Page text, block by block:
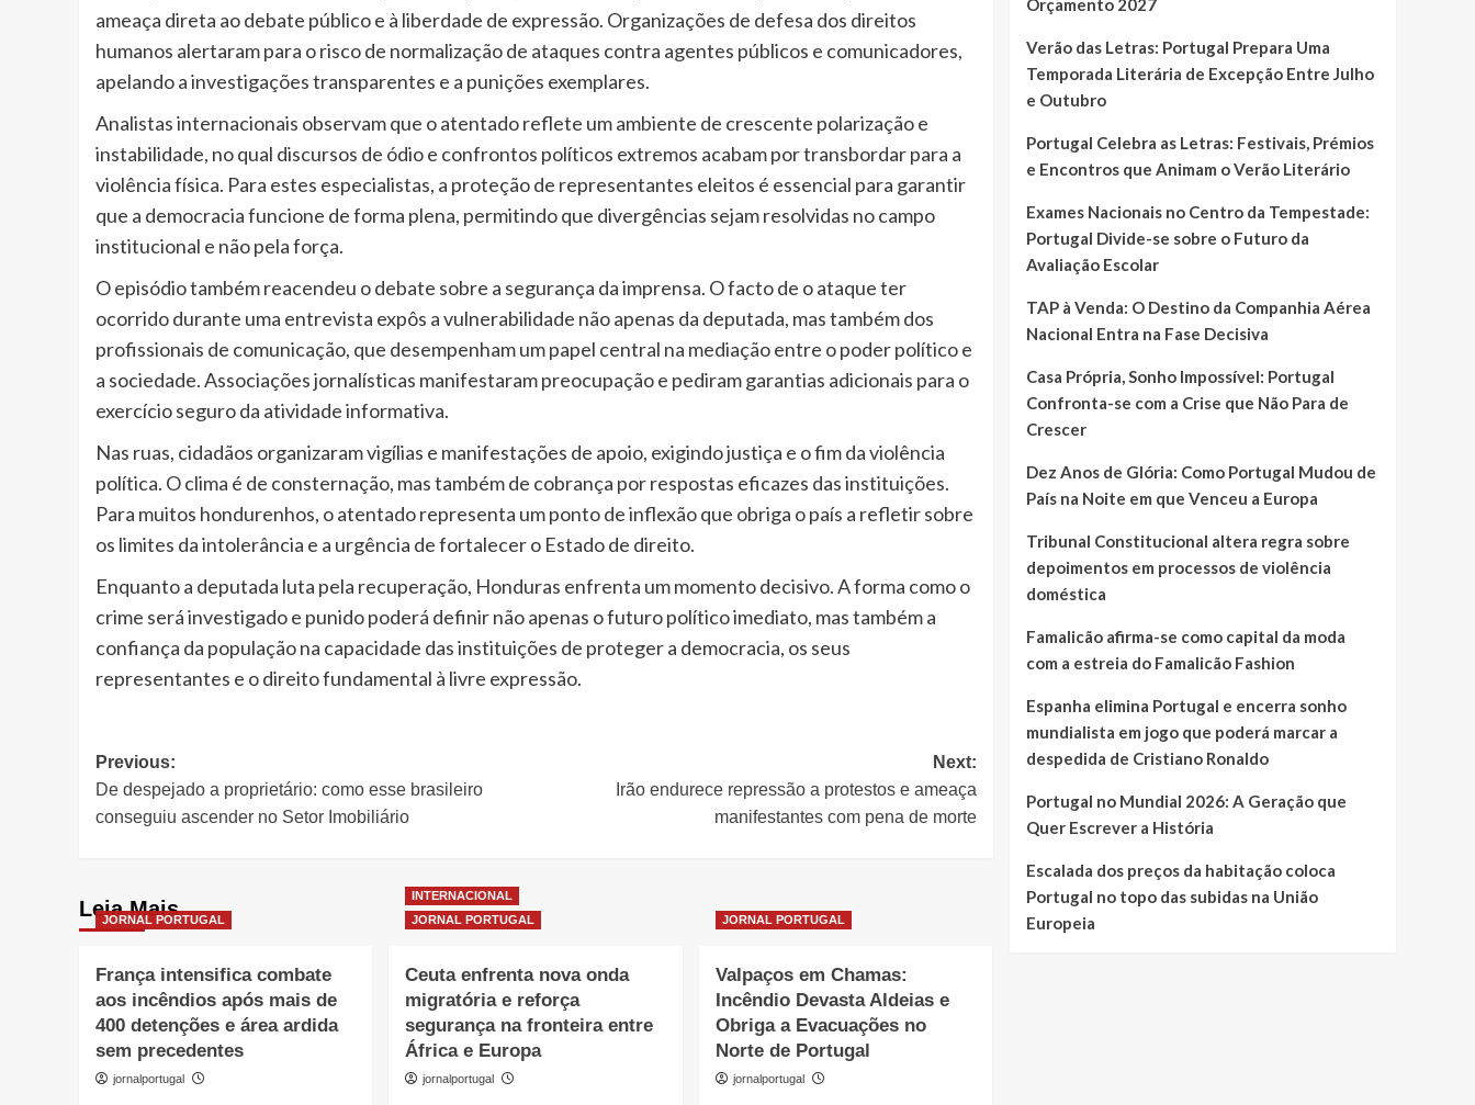
ameaça direta ao debate público e à liberdade de expressão. Organizações de defesa dos direitos
humanos alertaram para o risco de normalização de ataques contra agentes públicos e comunicadores,
apelando a investigações transparentes e a punições exemplares.
Analistas internacionais observam que o atentado reflete um ambiente de crescente polarização e
instabilidade, no qual discursos de ódio e confrontos políticos extremos acabam por transbordar para a
violência física. Para estes especialistas, a proteção de representantes eleitos é essencial para garantir
que a democracia funcione de forma plena, permitindo que divergências sejam resolvidas no campo
institucional e não pela força.
O episódio também reacendeu o debate sobre a segurança da imprensa. O facto de o ataque ter
ocorrido durante uma entrevista expôs a vulnerabilidade não apenas da deputada, mas também dos
profissionais de comunicação, que desempenham um papel central na mediação entre o poder político e
a sociedade. Associações jornalísticas manifestaram preocupação e pediram garantias adicionais para o
exercício seguro da atividade informativa.
Nas ruas, cidadãos organizaram vigílias e manifestações de apoio, exigindo justiça e o fim da violência
política. O clima é de consternação, mas também de cobrança por respostas eficazes das instituições.
Para muitos hondurenhos, o atentado representa um ponto de inflexão que obriga o país a refletir sobre
os limites da intolerância e a urgência de fortalecer o Estado de direito.
Enquanto a deputada luta pela recuperação, Honduras enfrenta um momento decisivo. A forma como o
crime será investigado e punido poderá definir não apenas o futuro político imediato, mas também a
confiança da população na capacidade das instituições de proteger a democracia, os seus
representantes e o direito fundamental à livre expressão.
Post
navigation
Previous:
De despejado a proprietário: como esse brasileiro
conseguiu ascender no Setor Imobiliário
Next:
Irão endurece repressão a protestos e ameaça
manifestantes com pena de morte
Leia Mais
JORNAL PORTUGAL
França intensifica combate
aos incêndios após mais de
400 detenções e área ardida
sem precedentes
jornalportugal
INTERNACIONAL
JORNAL PORTUGAL
Ceuta enfrenta nova onda
migratória e reforça
segurança na fronteira entre
África e Europa
jornalportugal
JORNAL PORTUGAL
Valpaços em Chamas:
Incêndio Devasta Aldeias e
Obriga a Evacuações no
Norte de Portugal
jornalportugal
Orçamento 2027
Verão das Letras: Portugal Prepara Uma
Temporada Literária de Excepção Entre Julho
e Outubro
Portugal Celebra as Letras: Festivais, Prémios
e Encontros que Animam o Verão Literário
Exames Nacionais no Centro da Tempestade:
Portugal Divide-se sobre o Futuro da
Avaliação Escolar
TAP à Venda: O Destino da Companhia Aérea
Nacional Entra na Fase Decisiva
Casa Própria, Sonho Impossível: Portugal
Confronta-se com a Crise que Não Para de
Crescer
Dez Anos de Glória: Como Portugal Mudou de
País na Noite em que Venceu a Europa
Tribunal Constitucional altera regra sobre
depoimentos em processos de violência
doméstica
Famalicão afirma-se como capital da moda
com a estreia do Famalicão Fashion
Espanha elimina Portugal e encerra sonho
mundialista em jogo que poderá marcar a
despedida de Cristiano Ronaldo
Portugal no Mundial 2026: A Geração que
Quer Escrever a História
Escalada dos preços da habitação coloca
Portugal no topo das subidas na União
Europeia